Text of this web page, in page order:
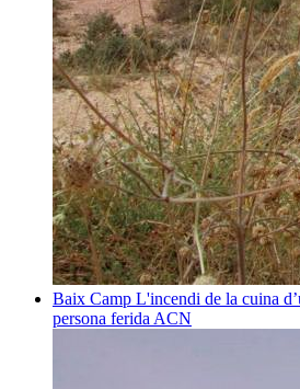
Baix Camp L'incendi de la cuina
persona ferida ACN